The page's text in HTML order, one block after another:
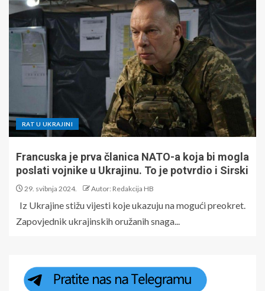
RAT U UKRAJINI
Francuska je prva članica NATO-a koja bi mogla
poslati vojnike u Ukrajinu. To je potvrdio i Sirski
29. svibnja 2024. Autor: Redakcija HB
Iz Ukrajine stižu vijesti koje ukazuju na mogući preokret.
Zapovjednik ukrajinskih oružanih snaga...